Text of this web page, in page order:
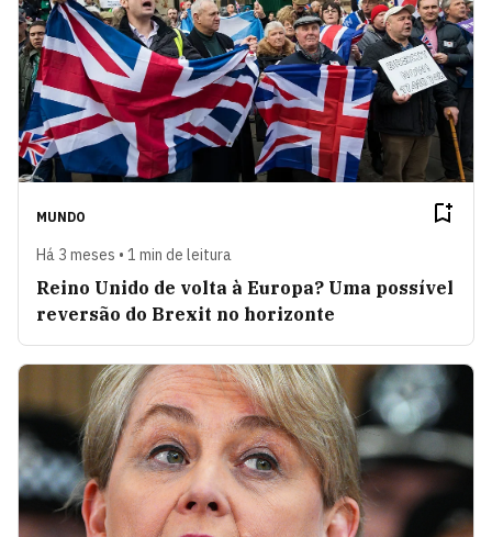
MUNDO
Há 3 meses • 1 min de leitura
Reino Unido de volta à Europa? Uma possível
reversão do Brexit no horizonte